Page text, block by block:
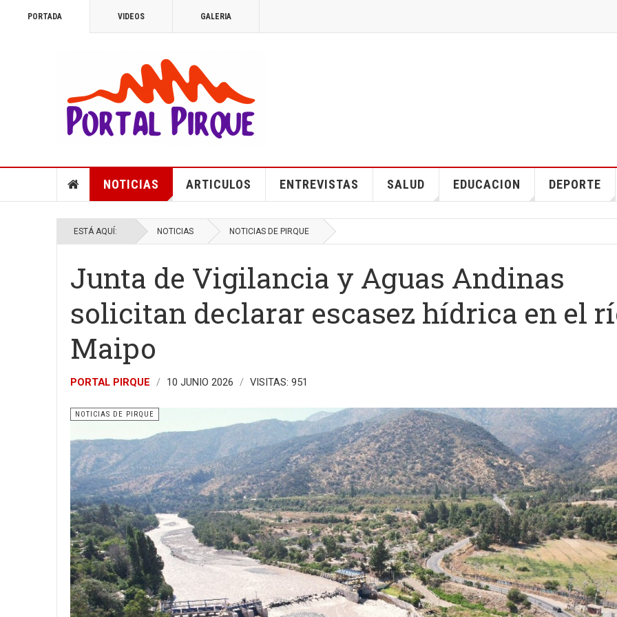
PORTADA VIDEOS GALERIA
NOTICIAS ARTICULOS ENTREVISTAS SALUD EDUCACION DEPORTE
ESTÁ AQUÍ: NOTICIAS NOTICIAS DE PIRQUE
Junta de Vigilancia y Aguas Andinas
solicitan declarar escasez hídrica en el
Maipo
PORTAL PIRQUE 10 JUNIO 2026 VISITAS: 951
NOTICIAS DE PIRQUE